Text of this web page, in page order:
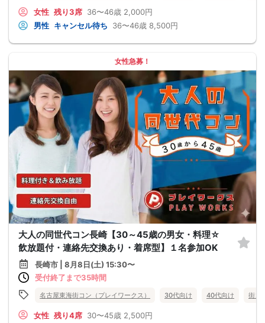
女性 残り3席 36〜46歳 2,000円
男性 キャンセル待ち 36〜46歳 8,500円
女性急募！
大人の同世代コン長崎【30～45歳の男女・料理☆
飲放題付・連絡先交換あり・着席型】１名参加OK
長崎市 | 8月8日(土) 15:30〜
受付終了まで35時間
名古屋東海街コン（プレイワークス） 30代向け 40代向け 街コ
女性 残り4席 30〜45歳 2,500円